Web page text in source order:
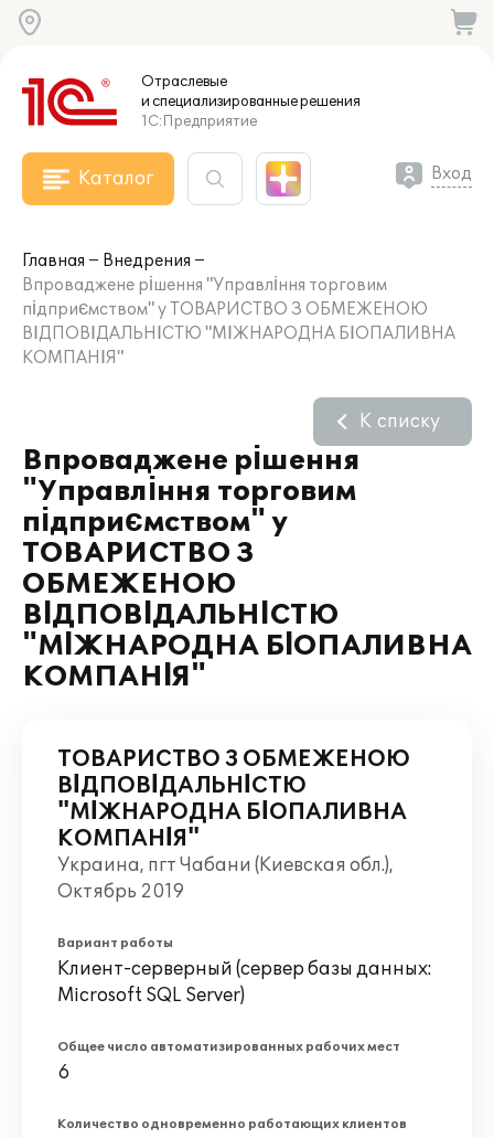
Отраслевые
и специализированныерешения
1С:Предприятие
Каталог Вход
Главная
Внедрения
Впроваджене рішення "Управління торговим
підприємством" у ТОВАРИСТВО З ОБМЕЖЕНОЮ
ВІДПОВІДАЛЬНІСТЮ "МІЖНАРОДНА БІОПАЛИВНА
КОМПАНІЯ"
Впроваджене рішення
"Управління торговим
підприємством" у
ТОВАРИСТВО З
ОБМЕЖЕНОЮ
ВІДПОВІДАЛЬНІСТЮ
"МІЖНАРОДНА БІОПАЛИВНА
КОМПАНІЯ"
К списку
ТОВАРИСТВО З ОБМЕЖЕНОЮ
ВІДПОВІДАЛЬНІСТЮ
"МІЖНАРОДНА БІОПАЛИВНА
КОМПАНІЯ"
Украина, пгт Чабани (Киевская обл.),
Октябрь 2019
Вариант работы
Клиент-серверный (сервер базы данных:
Microsoft SQL Server)
Общее число автоматизированных рабочих мест
6
Количество одновременно работающих клиентов